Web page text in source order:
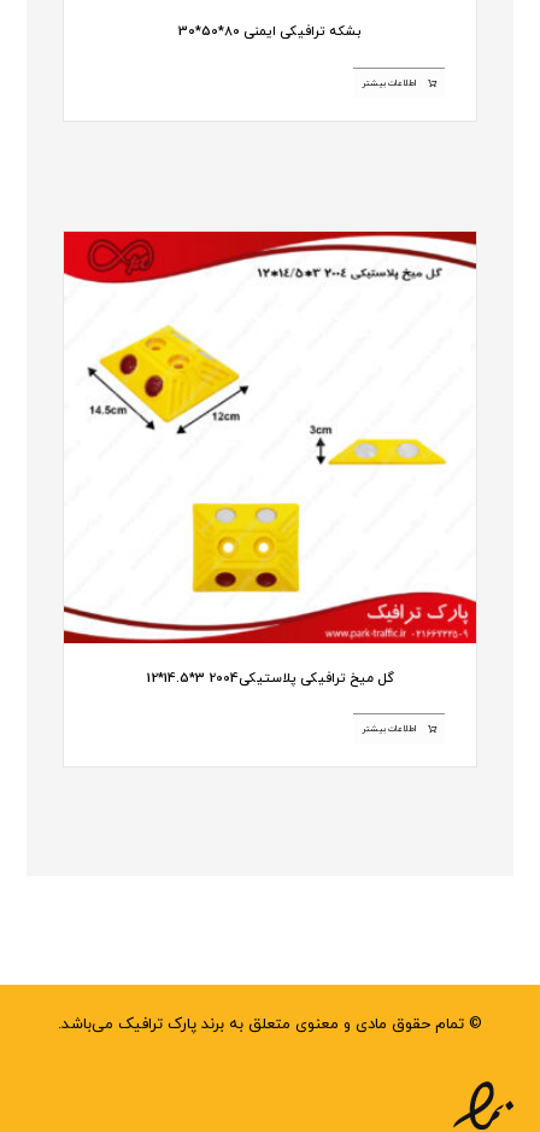
بشکه ترافیکی ایمنی 80*50*30
اطلاعات بیشتر
گل میخ ترافیکی پلاستیکی2004 3*14.5*12
اطلاعات بیشتر
© تمام حقوق مادی و معنوی متعلق به برند پارک ترافیک می‌باشد.